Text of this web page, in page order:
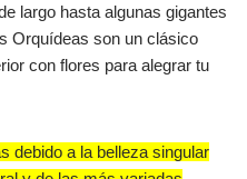
largo hasta algunas gigantes
Orquídeas son un clásico
con flores para alegrar tu
debido a la belleza singular